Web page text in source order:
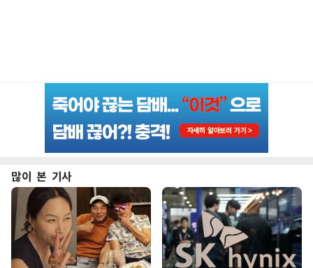
많이 본 기사